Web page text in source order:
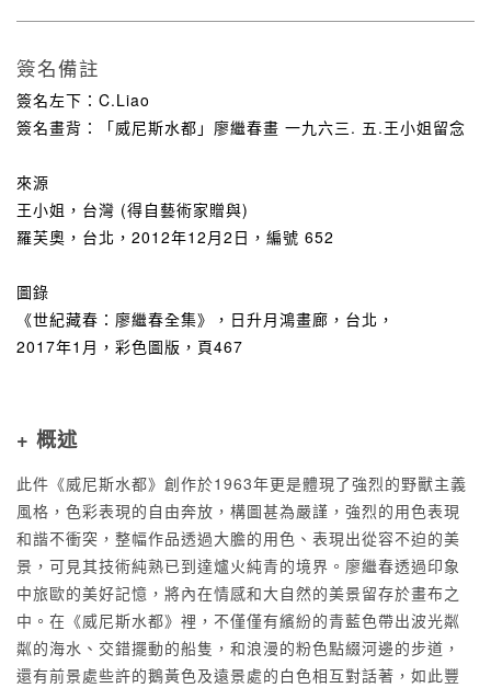
簽名備註
簽名左下：C.Liao
簽名畫背：「威尼斯水都」廖繼春畫 一九六三. 五.王小姐留念
來源
王小姐，台灣 (得自藝術家贈與)
羅芙奧，台北，2012年12月2日，編號 652
圖錄
《世紀藏春：廖繼春全集》，日升月鴻畫廊，台北，
2017年1月，彩色圖版，頁467
+ 概述
此件《威尼斯水都》創作於1963年更是體現了強烈的野獸主義
風格，色彩表現的自由奔放，構圖甚為嚴謹，強烈的用色表現
和諧不衝突，整幅作品透過大膽的用色、表現出從容不迫的美
景，可見其技術純熟已到達爐火純青的境界。廖繼春透過印象
中旅歐的美好記憶，將內在情感和大自然的美景留存於畫布之
中。在《威尼斯水都》裡，不僅僅有繽紛的青藍色帶出波光粼
粼的海水、交錯擺動的船隻，和浪漫的粉色點綴河邊的步道，
還有前景處些許的鵝黃色及遠景處的白色相互對話著，如此豐